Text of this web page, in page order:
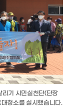
기 시민실천단(단장
청소를 실시했습니다.